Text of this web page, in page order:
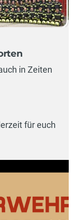
in Zeiten
für euch